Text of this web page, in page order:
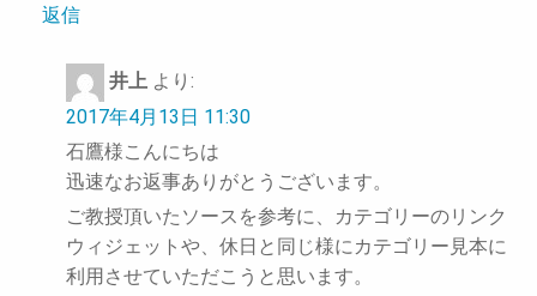
返信
井上 より:
2017年4月13日 11:30
石鷹様こんにちは
迅速なお返事ありがとうございます。
ご教授頂いたソースを参考に、カテゴリーのリンク
ウィジェットや、休日と同じ様にカテゴリー見本に
利用させていただこうと思います。